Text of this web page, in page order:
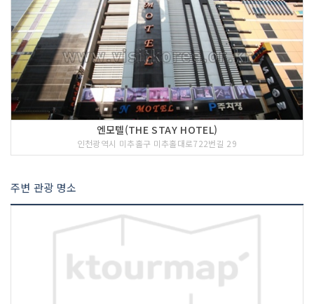
엔모텔(THE STAY HOTEL)
인천광역시 미추홀구 미추홀대로722번길 29
주변 관광 명소